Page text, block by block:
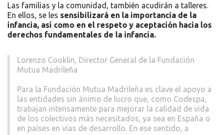
Las familias y la comunidad, también acudirán a talleres.
En ellos, se les sensibilizará en la importancia de la
infancia, así como en el respeto y aceptación hacia los
derechos fundamentales de la infancia.
Lorenzo Cooklin, Director General de la Fundación
Mutua Madrileña
Para la Fundación Mutua Madrileña es clave el apoyo a
las entidades sin ánimo de lucro que, como Codespa,
trabajan intensamente para mejorar la calidad de vida
de los colectivos más necesitados, ya sea en España o
en países en vías de desarrollo. En ese sentido, a